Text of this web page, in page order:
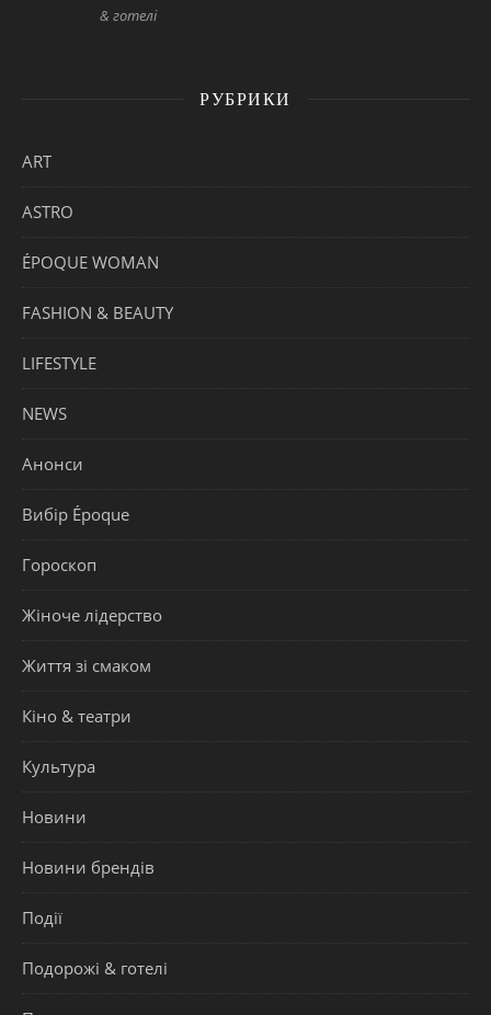
& готелі
РУБРИКИ
ART
ASTRO
ÉPOQUE WOMAN
FASHION & BEAUTY
LIFESTYLE
NEWS
Анонси
Вибір Époque
Гороскоп
Жіноче лідерство
Життя зі смаком
Кіно & театри
Культура
Новини
Новини брендів
Події
Подорожі & готелі